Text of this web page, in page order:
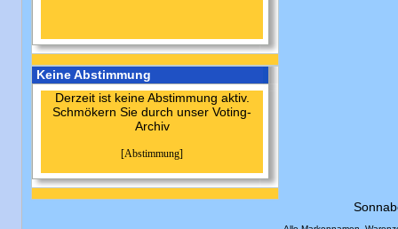
Keine Abstimmung
Derzeit ist keine Abstimmung aktiv.
Schmökern Sie durch unser Voting-
Archiv
[Abstimmung]